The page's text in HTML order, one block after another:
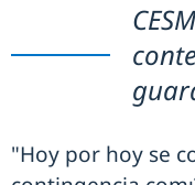
"Hoy por hoy se